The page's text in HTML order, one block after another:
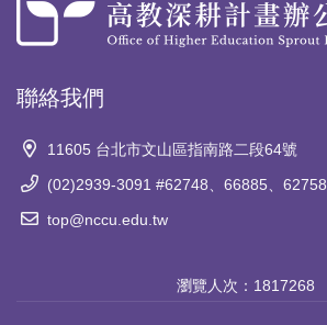
聯絡我們
11605 台北市文山區指南路二段64號
(02)2939-3091 #62748、66885、62758
top@nccu.edu.tw
瀏覽人次： 1817268